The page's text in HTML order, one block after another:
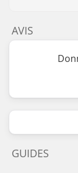
AVIS
GUIDES